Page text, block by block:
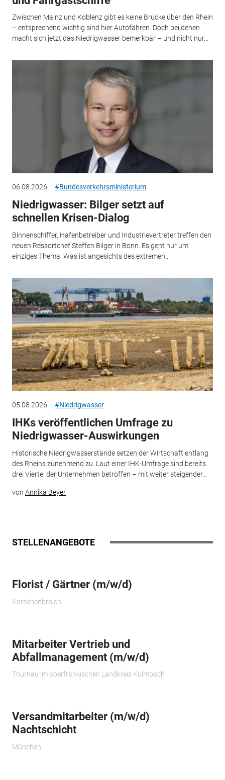
Zwischen Mainz und Koblenz gibt es keine Brücke über den Rhein
– entsprechend wichtig sind hier Autofähren. Doch bei denen
macht sich jetzt das Niedrigwasser bemerkbar – und nicht nur...
06.08.2026 #Bundesverkehrsministerium
Niedrigwasser: Bilger setzt auf
schnellen Krisen-Dialog
Binnenschiffer, Hafenbetreiber und Industrievertreter treffen den
neuen Ressortchef Steffen Bilger in Bonn. Es geht nur um
einziges Thema: Was ist angesichts des extremen...
05.08.2026 #Niedrigwasser
IHKs veröffentlichen Umfrage zu
Niedrigwasser-Auswirkungen
Historische Niedrigwasserstände setzen der Wirtschaft entlang
des Rheins zunehmend zu. Laut einer IHK-Umfrage sind bereits
drei Viertel der Unternehmen betroffen – mit weiter steigender...
von Annika Beyer
STELLENANGEBOTE
Florist / Gärtner (m/w/d)
Korschenbroich
Mitarbeiter Vertrieb und
Abfallmanagement (m/w/d)
Thurnau im oberfränkischen Landkreis Kulmbach
Versandmitarbeiter (m/w/d)
Nachtschicht
München